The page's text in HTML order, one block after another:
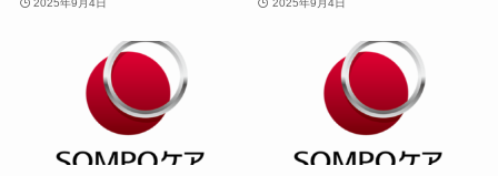
2025年9月4日 2025年9月4日